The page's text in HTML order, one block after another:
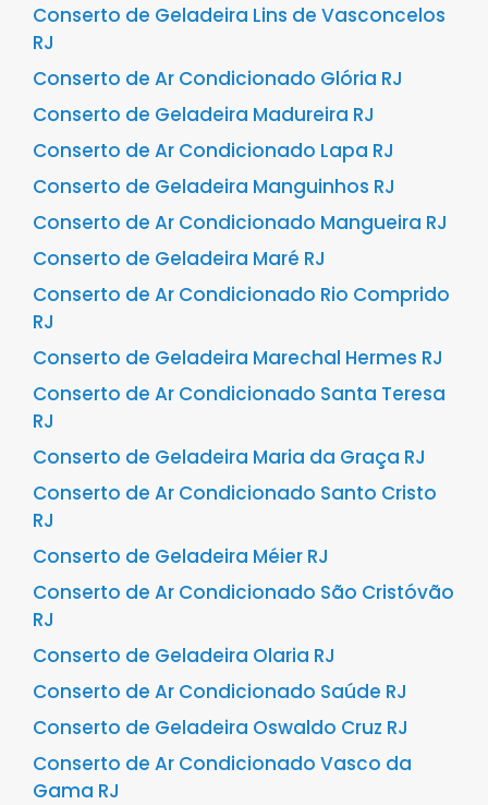
Conserto de Geladeira Lins de Vasconcelos
RJ
Conserto de Ar Condicionado Glória RJ
Conserto de Geladeira Madureira RJ
Conserto de Ar Condicionado Lapa RJ
Conserto de Geladeira Manguinhos RJ
Conserto de Ar Condicionado Mangueira RJ
Conserto de Geladeira Maré RJ
Conserto de Ar Condicionado Rio Comprido
RJ
Conserto de Geladeira Marechal Hermes RJ
Conserto de Ar Condicionado Santa Teresa
RJ
Conserto de Geladeira Maria da Graça RJ
Conserto de Ar Condicionado Santo Cristo
RJ
Conserto de Geladeira Méier RJ
Conserto de Ar Condicionado São Cristóvão
RJ
Conserto de Geladeira Olaria RJ
Conserto de Ar Condicionado Saúde RJ
Conserto de Geladeira Oswaldo Cruz RJ
Conserto de Ar Condicionado Vasco da
Gama RJ